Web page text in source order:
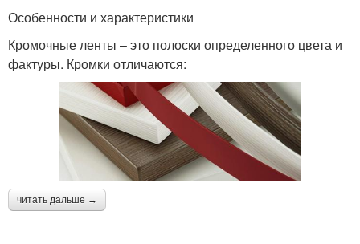
Особенности и характеристики
Кромочные ленты – это полоски определенного цвета и
фактуры. Кромки отличаются:
читать дальше →